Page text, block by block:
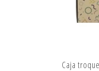
Caja